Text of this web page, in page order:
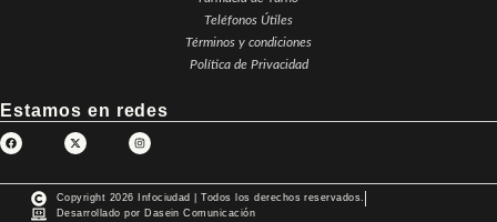
Teléfonos Útiles
Términos y condiciones
Política de Privacidad
Estamos en redes
Copyright 2026 Infociudad | Todos los derechos reservados.
Desarrollado por Dasein Comunicación